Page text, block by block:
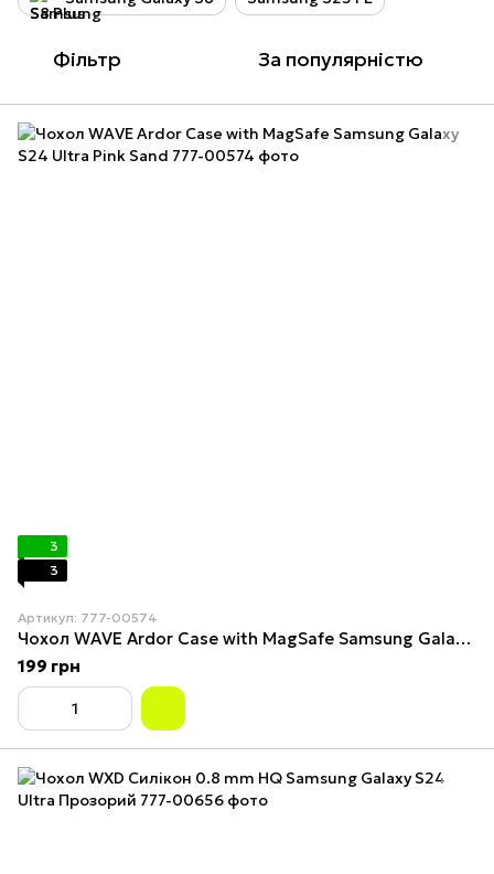
Фільтр За популярністю
3
3
Артикул: 777-00574
Чохол WAVE Ardor Case with MagSafe Samsung Galaxy S24 Ultra Pink Sand
199 грн